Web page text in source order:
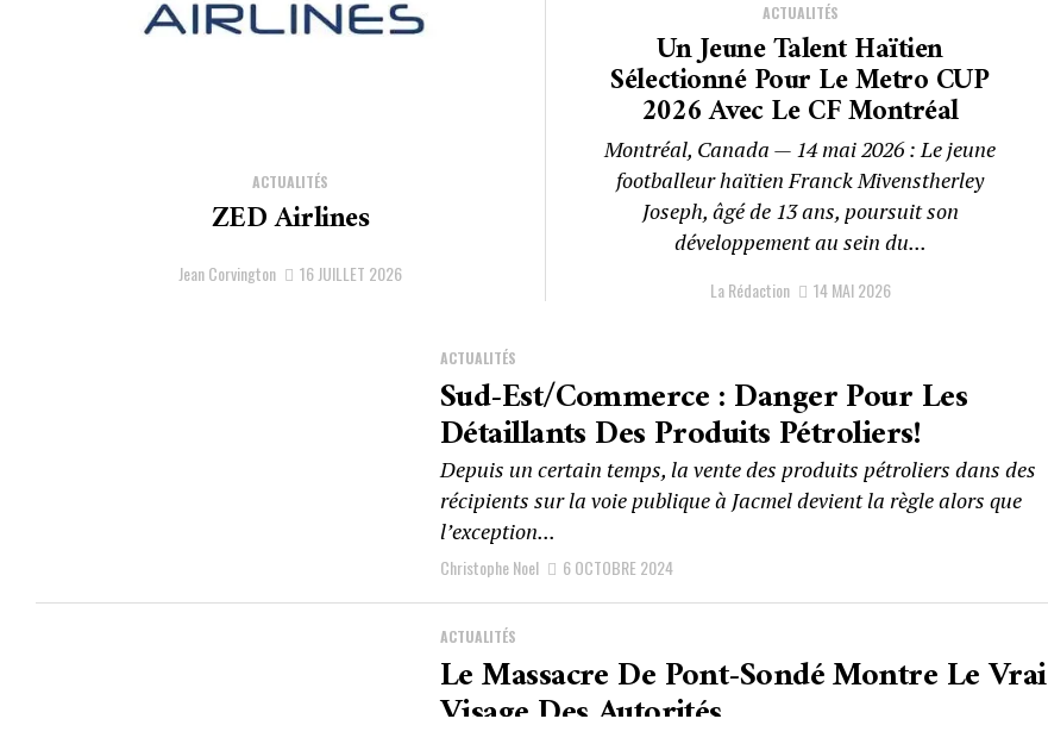
ACTUALITÉS
ZED Airlines
Jean Corvington 16 JUILLET 2026
ACTUALITÉS
Un Jeune Talent Haïtien
Sélectionné Pour Le Metro CUP
2026 Avec Le CF Montréal
Montréal, Canada — 14 mai 2026 : Le jeune
footballeur haïtien Franck Mivenstherley
Joseph, âgé de 13 ans, poursuit son
développement au sein du...
La Rédaction 14 MAI 2026
ACTUALITÉS
Sud-Est/Commerce : Danger Pour Les
Détaillants Des Produits Pétroliers!
Depuis un certain temps, la vente des produits pétroliers dans des
récipients sur la voie publique à Jacmel devient la règle alors que
l’exception...
Christophe Noel 6 OCTOBRE 2024
ACTUALITÉS
Le Massacre De Pont-Sondé Montre Le Vrai
Visage Des Autorités